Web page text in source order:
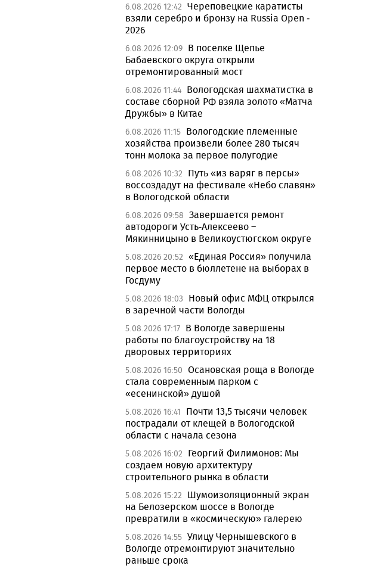
6.08.2026 12:42 Череповецкие каратисты
взяли серебро и бронзу на Russia Open -
2026
6.08.2026 12:09 В поселке Щепье
Бабаевского округа открыли
отремонтированный мост
6.08.2026 11:44 Вологодская шахматистка в
составе сборной РФ взяла золото «Матча
Дружбы» в Китае
6.08.2026 11:15 Вологодские племенные
хозяйства произвели более 280 тысяч
тонн молока за первое полугодие
6.08.2026 10:32
Путь «из варяг в персы»
воссоздадут на фестивале «Небо славян»
в Вологодской области
6.08.2026 09:58 Завершается ремонт
автодороги Усть-Алексеево –
Мякинницыно в Великоустюгском округе
5.08.2026 20:52 «Единая Россия» получила
первое место в бюллетене на выборах в
Госдуму
5.08.2026 18:03
Новый офис МФЦ открылся
в заречной части Вологды
5.08.2026 17:17 В Вологде завершены
работы по благоустройству на 18
дворовых территориях
5.08.2026 16:50 Осановская роща в Вологде
стала современным парком с
«есенинской» душой
5.08.2026 16:41
Почти 13,5 тысячи человек
пострадали от клещей в Вологодской
области с начала сезона
5.08.2026 16:02
Георгий Филимонов: Мы
создаем новую архитектуру
строительного рынка в области
5.08.2026 15:22
Шумоизоляционный экран
на Белозерском шоссе в Вологде
превратили в «космическую» галерею
5.08.2026 14:55 Улицу Чернышевского в
Вологде отремонтируют значительно
раньше срока